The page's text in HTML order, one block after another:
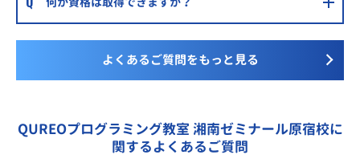
よくあるご質問をもっと見る
QUREOプログラミング教室 湘南ゼミナール原宿校に
関するよくあるご質問